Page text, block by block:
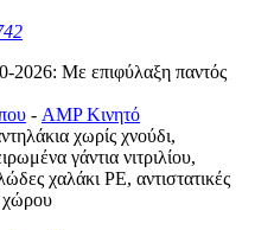
2026: Με επιφύλαξη παντός
- AMP Κινητό
χωρίς χνούδι,
γάντια νιτριλίου,
χαλάκι PE, αντιστατικές
χώρου